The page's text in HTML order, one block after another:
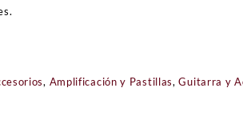
, Amplificación y Pastillas,Guitarra y